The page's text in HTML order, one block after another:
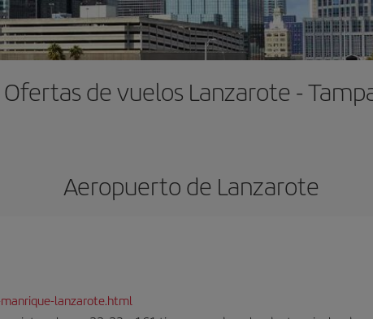
Ofertas de vuelos Lanzarote -
Aeropuerto de Lanzarote
lanzarote.html